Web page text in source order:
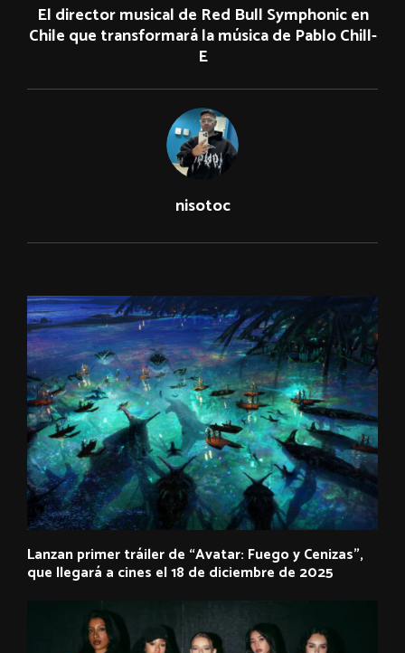
El director musical de Red Bull Symphonic en
Chile que transformará la música de Pablo Chill-
E
nisotoc
Lanzan primer tráiler de “Avatar: Fuego y Cenizas”,
que llegará a cines el 18 de diciembre de 2025